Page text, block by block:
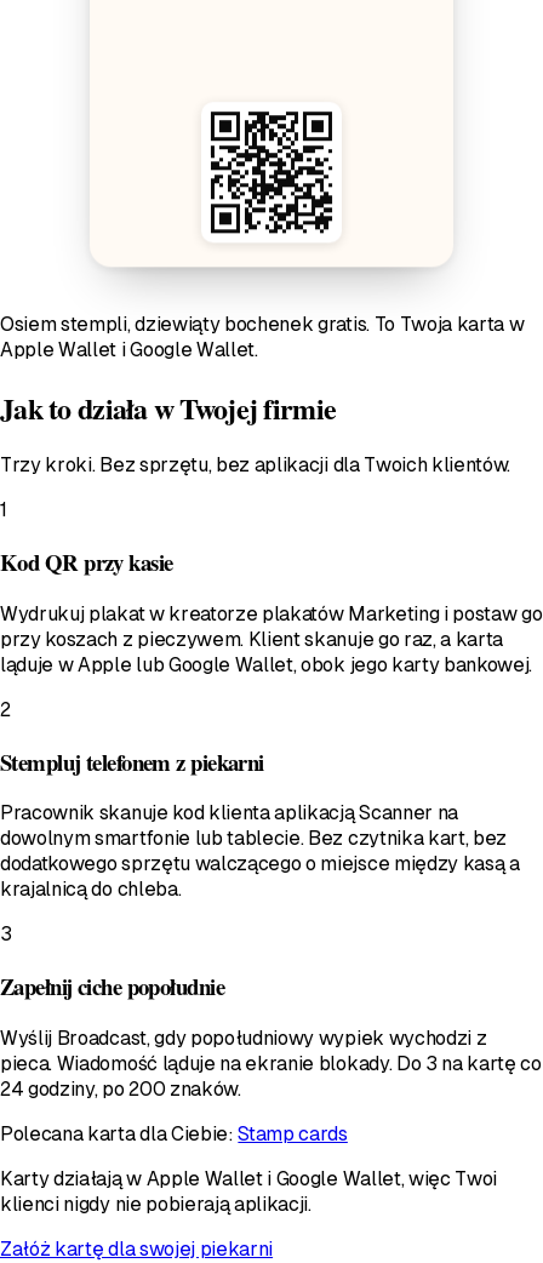
Osiem stempli, dziewiąty bochenek gratis. To Twoja karta w
Apple Wallet i Google Wallet.
Jak to działa w Twojej firmie
Trzy kroki. Bez sprzętu, bez aplikacji dla Twoich klientów.
1
Kod QR przy kasie
Wydrukuj plakat w kreatorze plakatów Marketing i postaw go
przy koszach z pieczywem. Klient skanuje go raz, a karta
ląduje w Apple lub Google Wallet, obok jego karty bankowej.
2
Stempluj telefonem z piekarni
Pracownik skanuje kod klienta aplikacją Scanner na
dowolnym smartfonie lub tablecie. Bez czytnika kart, bez
dodatkowego sprzętu walczącego o miejsce między kasą a
krajalnicą do chleba.
3
Zapełnij ciche popołudnie
Wyślij Broadcast, gdy popołudniowy wypiek wychodzi z
pieca. Wiadomość ląduje na ekranie blokady. Do 3 na kartę co
24 godziny, po 200 znaków.
Polecana karta dla Ciebie:Stamp cards
Karty działają w Apple Wallet i Google Wallet, więc Twoi
klienci nigdy nie pobierają aplikacji.
Załóż kartę dla swojej piekarni